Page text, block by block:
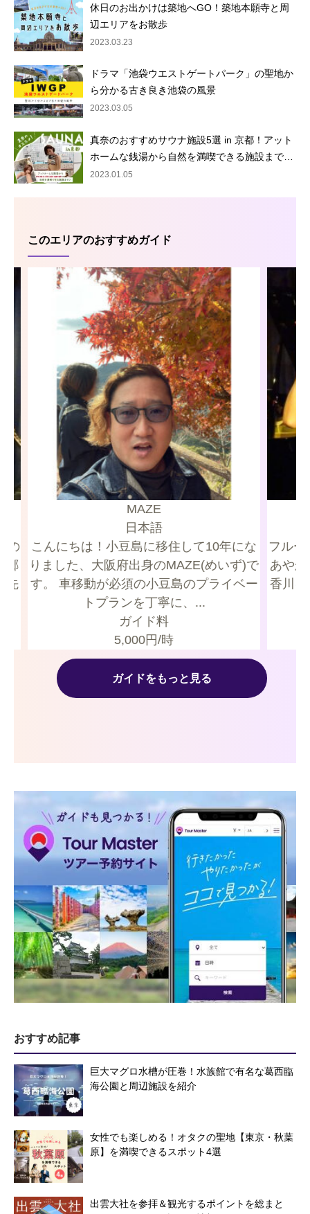
休日のお出かけは築地へGO！築地本願寺と周
辺エリアをお散歩
2023.03.23
ドラマ「池袋ウエストゲートパーク」の聖地か
ら分かる古き良き池袋の風景
2023.03.05
真奈のおすすめサウナ施設5選 in 京都！アット
ホームな銭湯から自然を満喫できる施設まで…
2023.01.05
このエリアのおすすめガイド
の
郷
MAZE
日本語
こんにちは！小豆島に移住して10年にな
りました、大阪府出身のMAZE(めいず)で
す。 車移動が必須の小豆島のプライベー
トプランを丁寧に、...
ガイド料
5,000円/時
フルー
あや
香川を
ガイドをもっと見る
おすすめ記事
巨大マグロ水槽が圧巻！水族館で有名な葛西臨
海公園と周辺施設を紹介
女性でも楽しめる！オタクの聖地【東京・秋葉
原】を満喫できるスポット4選
出雲大社を参拝＆観光するポイントを総まと